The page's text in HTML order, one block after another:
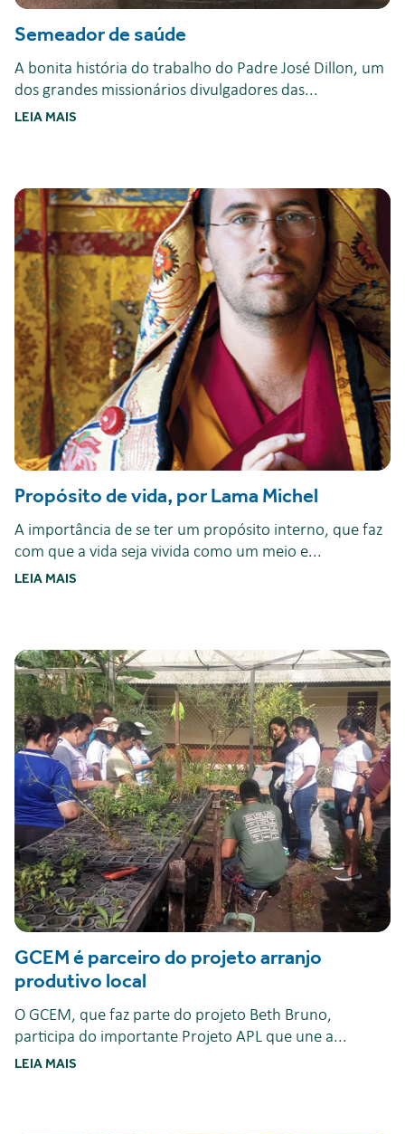
Semeador de saúde
A bonita história do trabalho do Padre José Dillon, um
dos grandes missionários divulgadores das...
LEIA MAIS
Propósito de vida, por Lama Michel
A importância de se ter um propósito interno, que faz
com que a vida seja vivida como um meio e...
LEIA MAIS
GCEM é parceiro do projeto arranjo
produtivo local
O GCEM, que faz parte do projeto Beth Bruno,
participa do importante Projeto APL que une a...
LEIA MAIS